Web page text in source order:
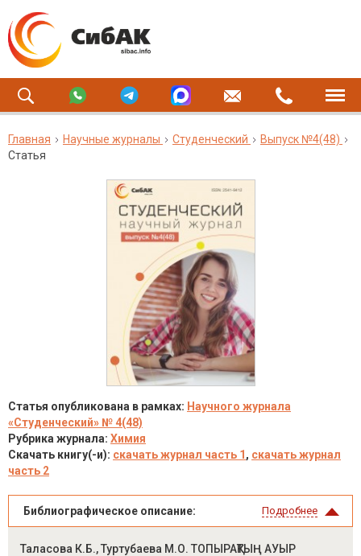
Главная Научные журналы Студенческий
Выпуск №4(48)
Статья
Статья опубликована в рамках: Научного журнала
«Студенческий» № 4(48)
Рубрика журнала: Химия
Скачать книгу(-и): скачать журнал часть 1 , скачать журнал
часть 2
Библиографическое описание: Подробнее
Таласова К.Б., Туртубаева М.О. ТОПЫРАҚТЫҢ АУЫР